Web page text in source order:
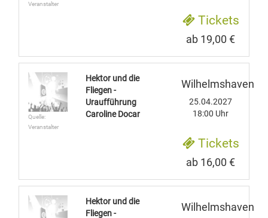
Veranstalter
Tickets
ab 19,00 €
Quelle:
Veranstalter
Hektor und die
Fliegen -
Uraufführung
Caroline Docar
Wilhelmshaven
25.04.2027
18:00 Uhr
Tickets
ab 16,00 €
Hektor und die
Fliegen -
Wilhelmshaven